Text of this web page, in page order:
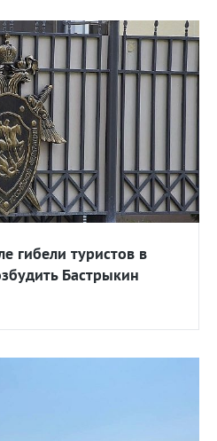
гибели туристов в
Бастрыкин